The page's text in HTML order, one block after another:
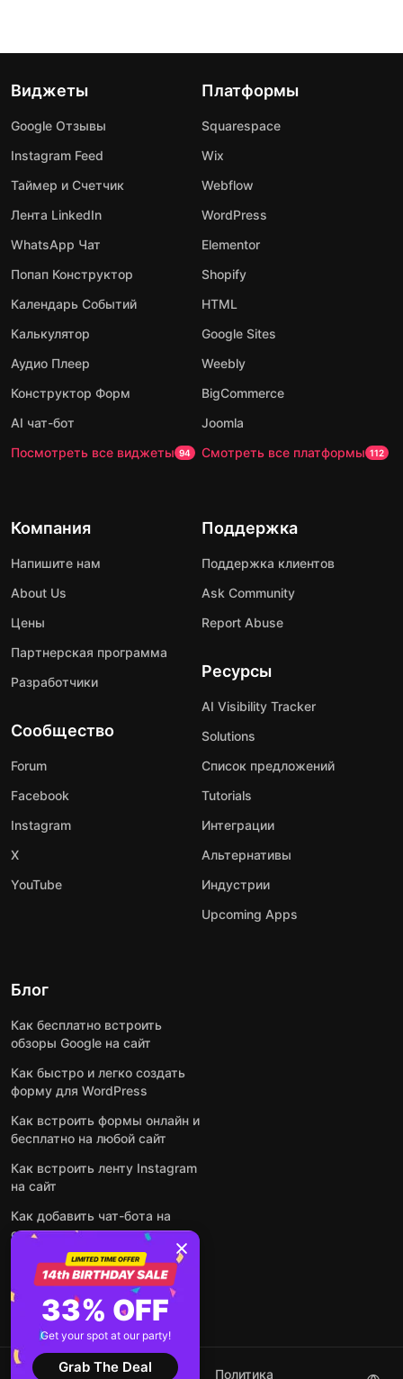
Виджеты
Google Отзывы
Instagram Feed
Таймер и Счетчик
Лента LinkedIn
WhatsApp Чат
Попап Конструктор
Календарь Событий
Калькулятор
Аудио Плеер
Конструктор Форм
AI чат-бот
Посмотреть все виджеты 94
Платформы
Squarespace
Wix
Webflow
WordPress
Elementor
Shopify
HTML
Google Sites
Weebly
BigCommerce
Joomla
Смотреть все платформы 112
Компания
Напишите нам
About Us
Цены
Партнерская программа
Разработчики
Сообщество
Forum
Facebook
Instagram
X
YouTube
Поддержка
Поддержка клиентов
Ask Community
Report Abuse
Ресурсы
AI Visibility Tracker
Solutions
Список предложений
Tutorials
Интеграции
Альтернативы
Индустрии
Upcoming Apps
Блог
Как бесплатно встроить
обзоры Google на сайт
Как быстро и легко создать
форму для WordPress
Как встроить формы онлайн и
бесплатно на любой сайт
Как встроить ленту Instagram
на сайт
Как добавить чат-бота на
основе искусственного
интеллекта на свой сайт
Посмотреть все посты
2026 © Условия Политика
33% OFF
Get your spot at our party!
Grab The Deal